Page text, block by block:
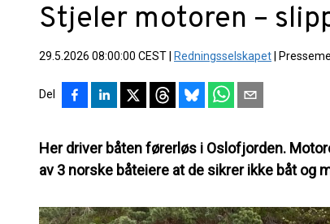
Stjeler motoren –
29.5.2026 08:00:00 CEST Redningsselskapet
Del
Her driver båten førerløs i Oslofjorden.
av 3 norske båteiere at de sikrer ikke båt og